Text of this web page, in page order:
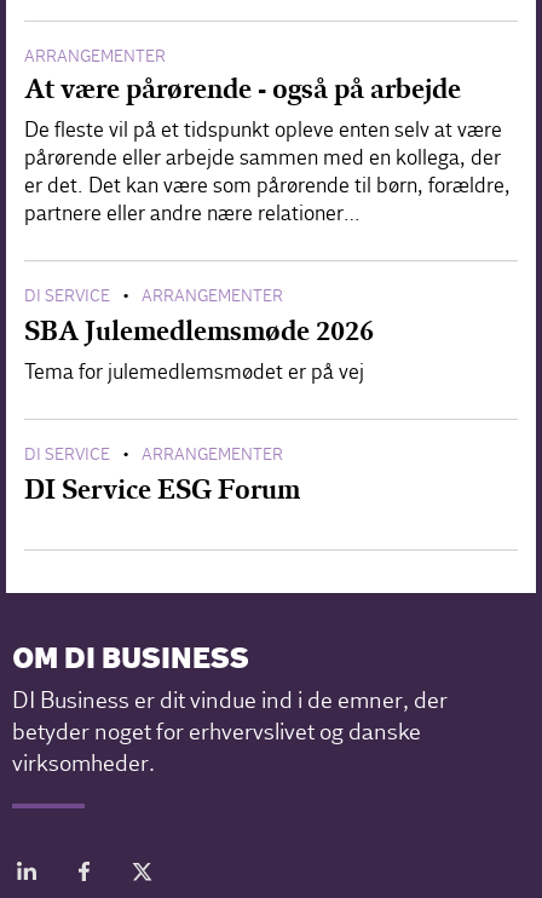
ARRANGEMENTER
At være pårørende - også på arbejde
De fleste vil på et tidspunkt opleve enten selv at være
pårørende eller arbejde sammen med en kollega, der
er det. Det kan være som pårørende til børn, forældre,
partnere eller andre nære relationer…
DI SERVICE • ARRANGEMENTER
SBA Julemedlemsmøde 2026
Tema for julemedlemsmødet er på vej
DI SERVICE • ARRANGEMENTER
DI Service ESG Forum
OM DI BUSINESS
DI Business er dit vindue ind i de emner, der
betyder noget for erhvervslivet og danske
virksomheder.